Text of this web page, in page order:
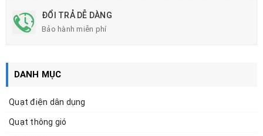
ĐỔI TRẢ DỄ DÀNG
Bảo hành miễn phí
DANH MỤC
Quạt điện dân dụng
Quạt thông gió